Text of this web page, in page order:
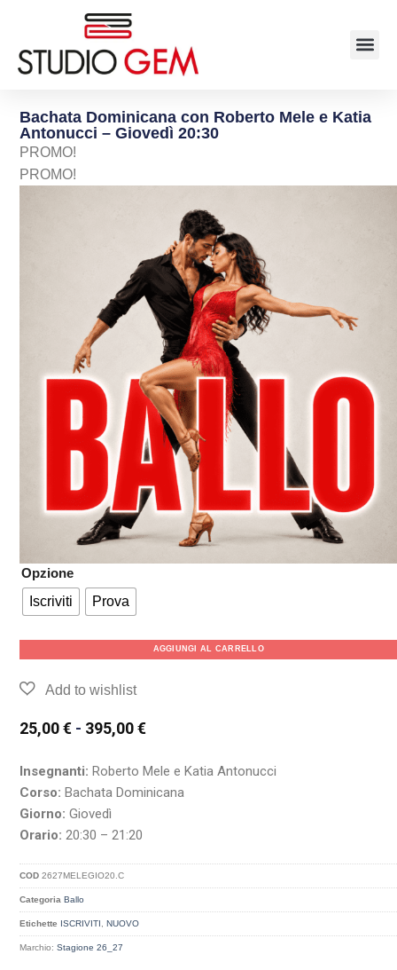
Bachata Dominicana con Roberto Mele e Katia
Antonucci – Giovedì 20:30
PROMO!
PROMO!
Opzione
Iscriviti
Prova
AGGIUNGI AL CARRELLO
25,00€ - 395,00€
Insegnanti: Roberto Mele e Katia Antonucci
Corso: Bachata Dominicana
Giorno: Giovedì
Orario: 20:30 – 21:20
COD2627MELEGIO20.C
Categoria Ballo
Etichette ISCRIVITI ,NUOVO
Marchio:Stagione 26_27